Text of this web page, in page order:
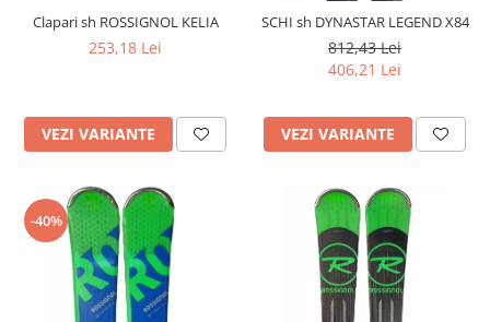
Clapari sh ROSSIGNOL KELIA
253,18 Lei
VEZI VARIANTE
SCHI sh DYNASTAR LEGEND X84
812,43 Lei
406,21 Lei
VEZI VARIANTE
-40%